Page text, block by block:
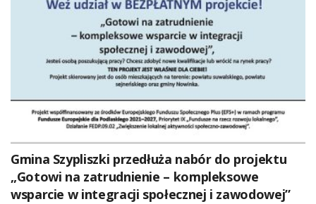
Gmina Szypliszki przedłuża nabór do projektu
„Gotowi na zatrudnienie – kompleksowe
wsparcie w integracji społecznej i zawodowej”